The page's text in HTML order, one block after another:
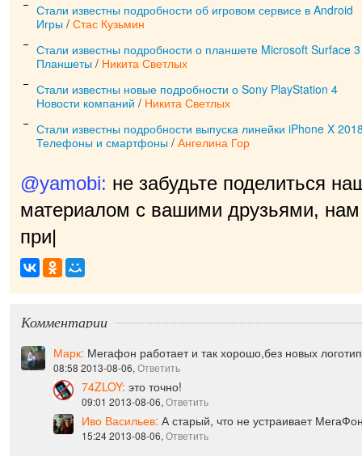
Стали известны подробности об игровом сервисе в Android
Игры / Стас Кузьмин
Стали известны подробности о планшете Microsoft Surface 3
Планшеты / Никита Светлых
Стали известны новые подробности о Sony PlayStation 4
Новости компаний / Никита Светлых
Стали известны подробности выпуска линейки iPhone X
Телефоны и смартфоны / Ангелина Гор
@yamobi: не забудьте поделиться
материалом с вашими друзьями, нам
приятно!
Комментарии
Марк: Мегафон работает и так хорошо,без новых
08:58 2013-08-06, Ответить
74ZLOY: это точно!
09:01 2013-08-06, Ответить
Иво Васильев: А старый, что не устраивает
15:24 2013-08-06, Ответить